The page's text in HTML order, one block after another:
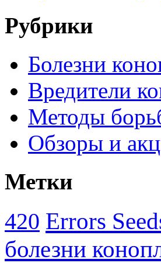
Рубрики
Болезни
Вредители
Методы
Обзоры и
Метки
420 Errors
болезни